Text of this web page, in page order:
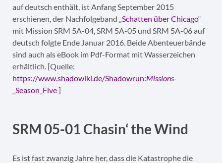
auf deutsch enthält, ist Anfang September 2015
erschienen, der Nachfolgeband „Schatten über Chicago“
mit Mission SRM 5A-04, SRM 5A-05 und SRM 5A-06 auf
deutsch folgte Ende Januar 2016. Beide Abenteuerbände
sind auch als eBook im Pdf-Format mit Wasserzeichen
erhältlich. [Quelle:
https://www.shadowiki.de/Shadowrun:Missions-
_Season_Five]
SRM 05-01 Chasin‘ the Wind
Es ist fast zwanzig Jahre her, dass die Katastrophe die